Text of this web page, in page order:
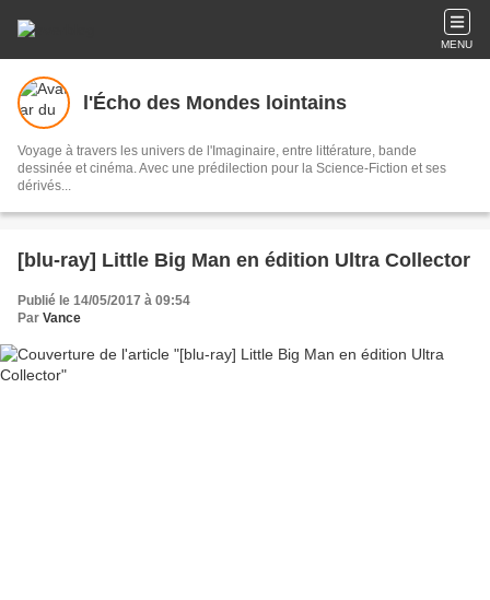
MENU
l'Écho des Mondes lointains
Voyage à travers les univers de l'Imaginaire, entre littérature, bande
dessinée et cinéma. Avec une prédilection pour la Science-Fiction et ses
dérivés...
[blu-ray] Little Big Man en édition Ultra Collector
Publié le 14/05/2017 à 09:54
Par Vance